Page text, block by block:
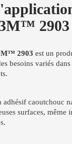
2903
2903 est un
besoins variés dans
adhésif caoutchouc
surfaces, même